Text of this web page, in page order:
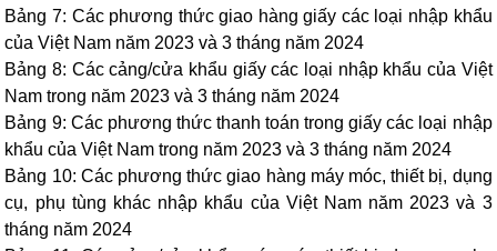
Bảng 7: Các phương thức giao hàng giấy các loại nhập khẩu
của Việt Nam năm 2023 và 3 tháng năm 2024
Bảng 8: Các cảng/cửa khẩu giấy các loại nhập khẩu của Việt
Nam trong năm 2023 và 3 tháng năm 2024
Bảng 9: Các phương thức thanh toán trong giấy các loại nhập
khẩu của Việt Nam trong năm 2023 và 3 tháng năm 2024
Bảng 10: Các phương thức giao hàng máy móc, thiết bị, dụng
cụ, phụ tùng khác nhập khẩu của Việt Nam năm 2023 và 3
tháng năm 2024